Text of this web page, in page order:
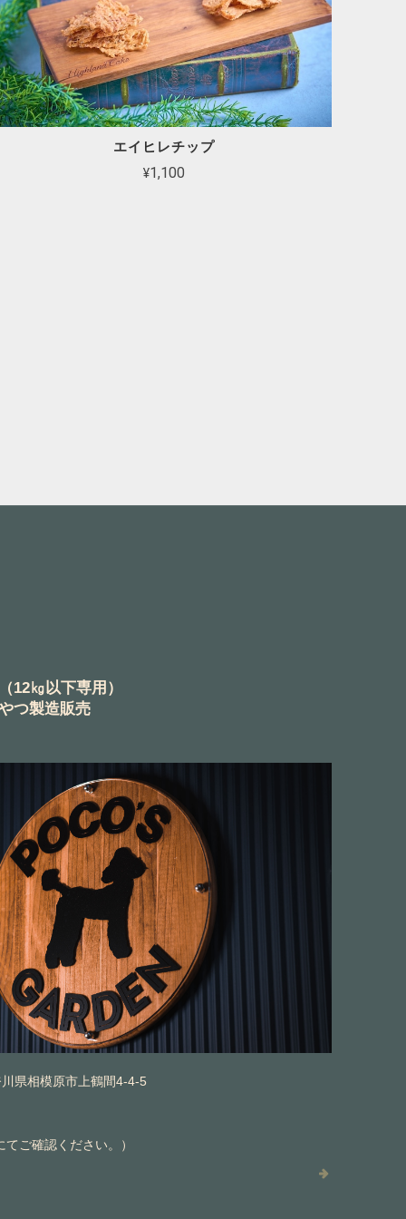
エイヒレチップ
¥1,100
12㎏以下専用）
つ製造販売
県相模原市上鶴間4-4-5
ご確認ください。）